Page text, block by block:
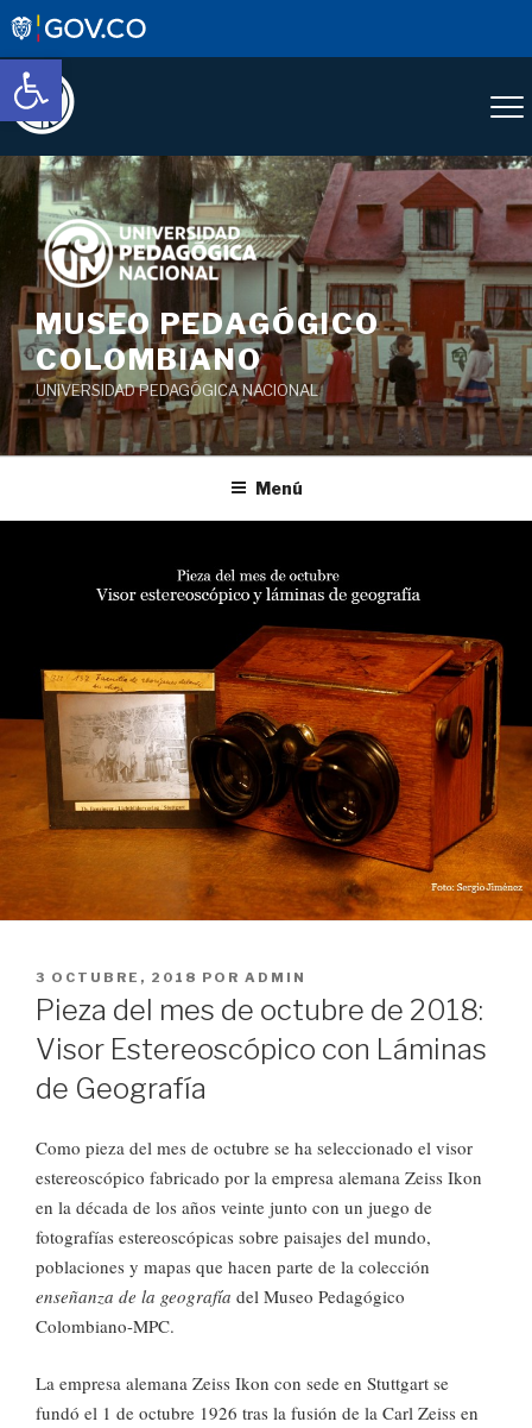
Abrir barra de herramientas
Saltar
al
contenido
MUSEO PEDAGÓGICO
COLOMBIANO
UNIVERSIDAD PEDAGÓGICA NACIONAL
Menú
PUBLICADO
EL
3 OCTUBRE, 2018 POR ADMIN
Pieza del mes de octubre de 2018:
Visor Estereoscópico con Láminas
de Geografía
Como pieza del mes de octubre se ha seleccionado el visor
estereoscópico fabricado por la empresa alemana Zeiss Ikon
en la década de los años veinte junto con un juego de
fotografías estereoscópicas sobre paisajes del mundo,
poblaciones y mapas que hacen parte de la colección
enseñanza de la geografía del Museo Pedagógico
Colombiano-MPC.
La empresa alemana Zeiss Ikon con sede en Stuttgart se
fundó el 1 de octubre 1926 tras la fusión de la Carl Zeiss en